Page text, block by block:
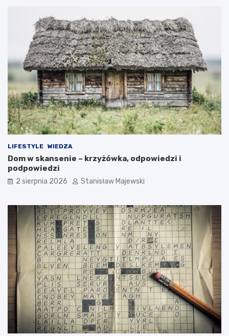
LIFESTYLE WIEDZA
Dom w skansenie – krzyżówka, odpowiedzi i
podpowiedzi
2 sierpnia 2026 Stanisław Majewski